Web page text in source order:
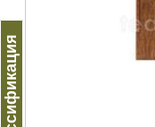
Классификация